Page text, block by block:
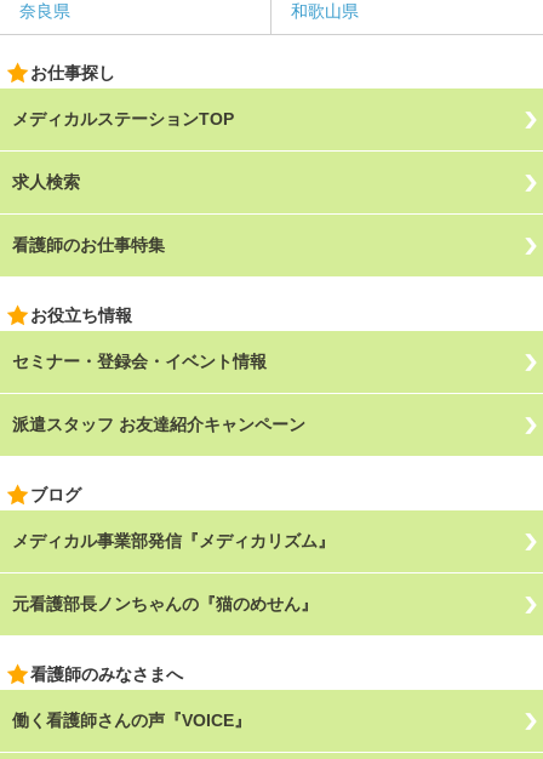
奈良県 和歌山県
お仕事探し
メディカルステーションTOP
求人検索
看護師のお仕事特集
お役立ち情報
セミナー・登録会・イベント情報
派遣スタッフ お友達紹介キャンペーン
ブログ
メディカル事業部発信『メディカリズム』
元看護部長ノンちゃんの『猫のめせん』
看護師のみなさまへ
働く看護師さんの声『VOICE』